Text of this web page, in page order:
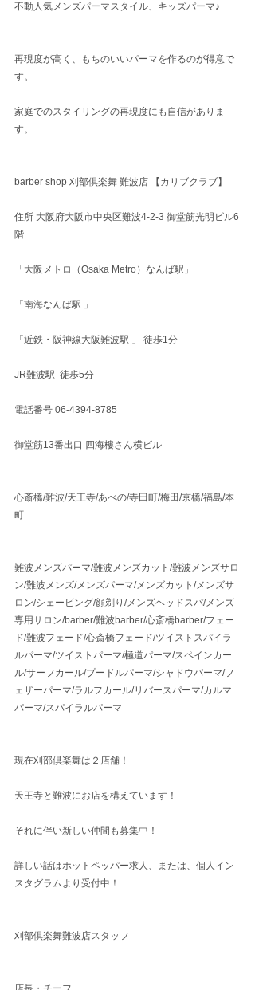
不動人気メンズパーマスタイル、キッズパーマ♪
再現度が高く、もちのいいパーマを作るのが得意で
す。
家庭でのスタイリングの再現度にも自信がありま
す。
barber shop 刈部倶楽舞 難波店 【カリブクラブ】
住所 大阪府大阪市中央区難波4-2-3 御堂筋光明ビル6
階
「大阪メトロ（Osaka Metro）なんば駅」
「南海なんば駅 」
「近鉄・阪神線大阪難波駅 」 徒歩1分
JR難波駅  徒歩5分
電話番号 06-4394-8785
御堂筋13番出口 四海樓さん横ビル
心斎橋/難波/天王寺/あべの/寺田町/梅田/京橋/福島/本
町
難波メンズパーマ/難波メンズカット/難波メンズサロ
ン/難波メンズ/メンズパーマ/メンズカット/メンズサ
ロン/シェービング/顔剃り/メンズヘッドスパ/メンズ
専用サロン/barber/難波barber/心斎橋barber/フェー
ド/難波フェード/心斎橋フェード/ツイストスパイラ
ルパーマ/ツイストパーマ/極道パーマ/スペインカー
ル/サーフカール/プードルパーマ/シャドウパーマ/フ
ェザーパーマ/ラルフカール/リバースパーマ/カルマ
パーマ/スパイラルパーマ
現在刈部倶楽舞は２店舗！
天王寺と難波にお店を構えています！
それに伴い新しい仲間も募集中！
詳しい話はホットペッパー求人、または、個人イン
スタグラムより受付中！
刈部倶楽舞難波店スタッフ